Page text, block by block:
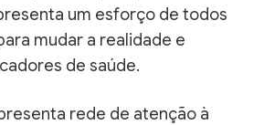
um esforço de todos
mudar a realidade e
de saúde.
rede de atenção à